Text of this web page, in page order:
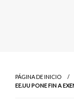
PÁGINA DE INICIO
EE.UU PONE FIN A